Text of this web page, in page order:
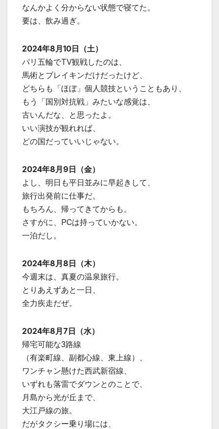
なんかよく分からない状態で寝てた。
要は、飲み過ぎ。
2024年8月10日（土）
パリ五輪でTV観戦したのは、
馬術とブレイキンだけだったけど、
どちらも「ほぼ」個人競技ということもあり、
もう「国別対抗戦」みたいな感覚は、
古いんだな、と思ったよ。
いい演技が観れれば、
どの国だっていいじゃない。
2024年8月9日（金）
よし、明日も平日並みに早起きして、
旅行出発前に仕事だ。
もちろん、帰ってきてからも。
さすがに、PCは持っていかない。
一泊だし。
2024年8月8日（木）
今週末は、真夏の温泉旅行。
とりあえずあと一日、
全力疾走だぜ。
2024年8月7日（水）
帰宅可能な3路線
（有楽町線、副都心線、東上線）、
ワンチャン懸けた西武新宿線、
いずれも落雷でダウンとのことで、
月島から光が丘まで、
大江戸線の旅。
だがタクシー乗り場には、